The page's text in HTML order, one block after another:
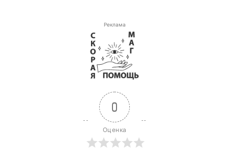
Реклама
0
Оценка